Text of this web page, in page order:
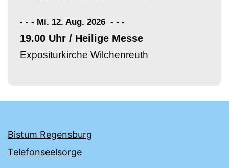
- - - Mi. 12. Aug. 2026 - - -
19.00 Uhr / Heilige Messe
Expositurkirche Wilchenreuth
Bistum Regensburg
Telefonseelsorge